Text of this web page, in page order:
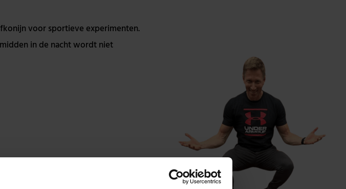
voor sportieve experimenten.
in de nacht wordt niet